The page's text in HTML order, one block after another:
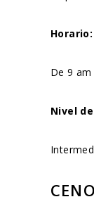
Horario:
De 9
Nivel